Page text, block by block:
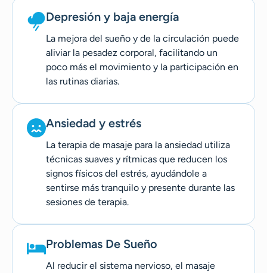
Depresión y baja energía
La mejora del sueño y de la circulación puede
aliviar la pesadez corporal, facilitando un
poco más el movimiento y la participación en
las rutinas diarias.
Ansiedad y estrés
La terapia de masaje para la ansiedad utiliza
técnicas suaves y rítmicas que reducen los
signos físicos del estrés, ayudándole a
sentirse más tranquilo y presente durante las
sesiones de terapia.
Problemas De Sueño
Al reducir el sistema nervioso, el masaje